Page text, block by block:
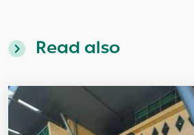
Read also
Image